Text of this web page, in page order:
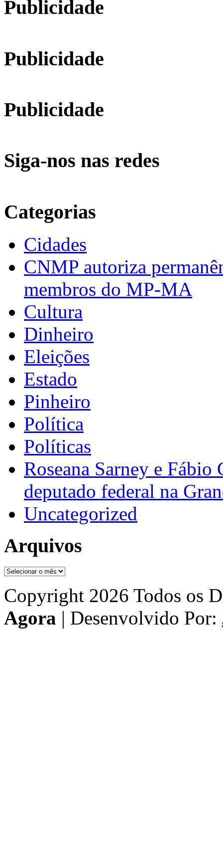
Publicidade
Publicidade
Publicidade
Siga-nos nas redes
Categorias
Cidades
CNMP autoriza
membros do MP-MA
Cultura
Dinheiro
Eleições
Estado
Pinheiro
Política
Políticas
Roseana Sarney e
deputado federal na
Uncategorized
Arquivos
Arquivos
Copyright 2026 Todos os
Agora | Desenvolvido Por: